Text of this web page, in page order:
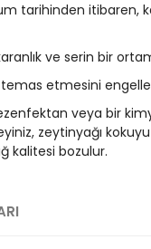
tarihinden itibaren,
ve serin bir
etmesini
veya bir
zeytinyağı
kalitesi bozulur.